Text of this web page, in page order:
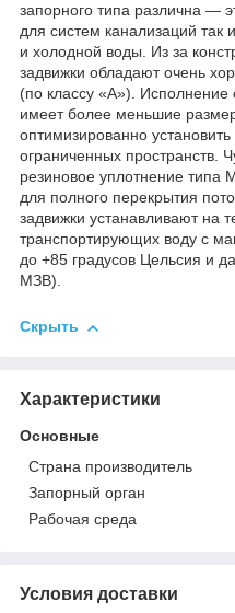
запорного типа различна —
для систем канализаций так
и холодной воды. Из за
задвижки обладают очень
(по классу «А»).
имеет более меньшие
оптимизированно
ограниченных пространств.
резиновое уплотнение типа
для полного перекрытия
задвижки устанавливают на
транспортирующих воду с
до +85 градусов Цельсия и
МЗВ).
Скрыть
Характеристики
Основные
Страна производитель
Запорный орган
Рабочая среда
Условия доставки